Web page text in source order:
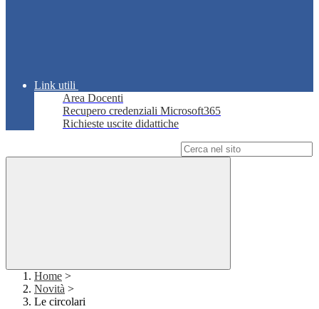
Link utili
Area Docenti
Recupero credenziali Microsoft365
Richieste uscite didattiche
Home >
Novità >
Le circolari